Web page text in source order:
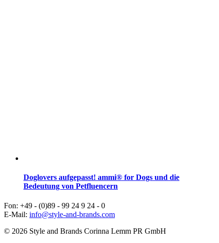
Doglovers aufgepasst! ammi® for Dogs und die
Bedeutung von Petfluencern
Fon: +49 - (0)89 - 99 24 9 24 - 0
E-Mail: info@style-and-brands.com
© 2026 Style and Brands Corinna Lemm PR GmbH